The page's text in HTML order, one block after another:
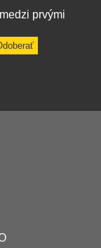
prvými